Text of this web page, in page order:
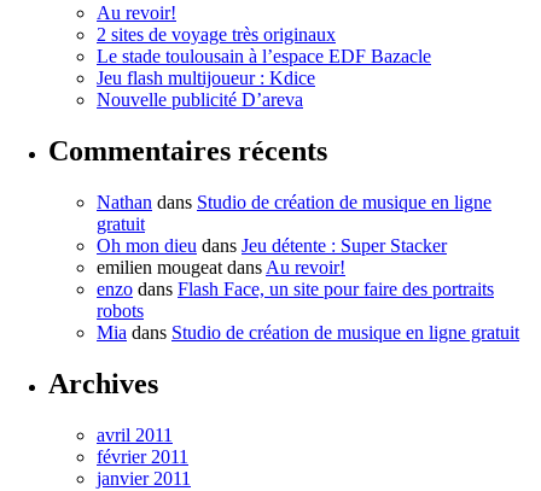
Au revoir!
2 sites de voyage très originaux
Le stade toulousain à l’espace EDF Bazacle
Jeu flash multijoueur : Kdice
Nouvelle publicité D’areva
Commentaires récents
Nathan dans Studio de création de musique en ligne
gratuit
Oh mon dieu dans Jeu détente : Super Stacker
emilien mougeat dans Au revoir!
enzo dans Flash Face, un site pour faire des portraits
robots
Mia dans Studio de création de musique en ligne gratuit
Archives
avril 2011
février 2011
janvier 2011